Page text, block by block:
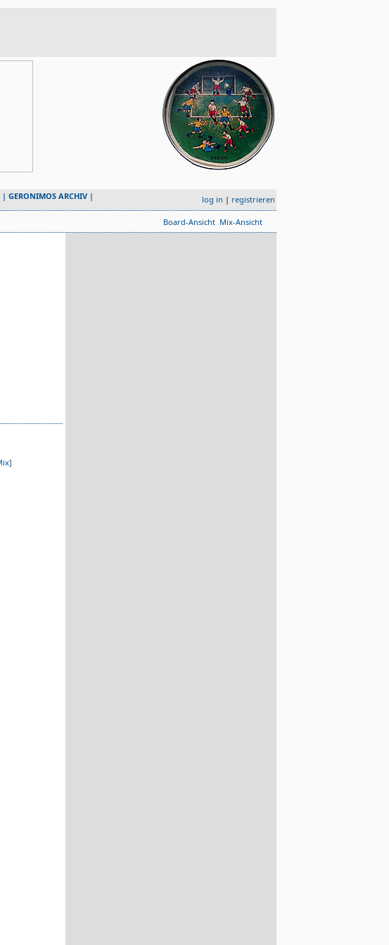
| GERONIMOS ARCHIV | log in | registrieren
Board-Ansicht Mix-Ansicht